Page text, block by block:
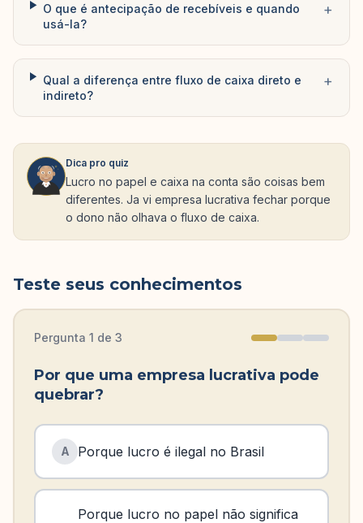
O que é antecipação de recebíveis e quando
usá-la?
+
Qual a diferença entre fluxo de caixa direto e
indireto?
+
Dica pro quiz
Lucro no papel e caixa na conta são coisas bem
diferentes. Ja vi empresa lucrativa fechar porque
o dono não olhava o fluxo de caixa.
Teste seus conhecimentos
Pergunta 1 de 3
Por que uma empresa lucrativa pode
quebrar?
A Porque lucro é ilegal no Brasil
Porque lucro no papel não significa